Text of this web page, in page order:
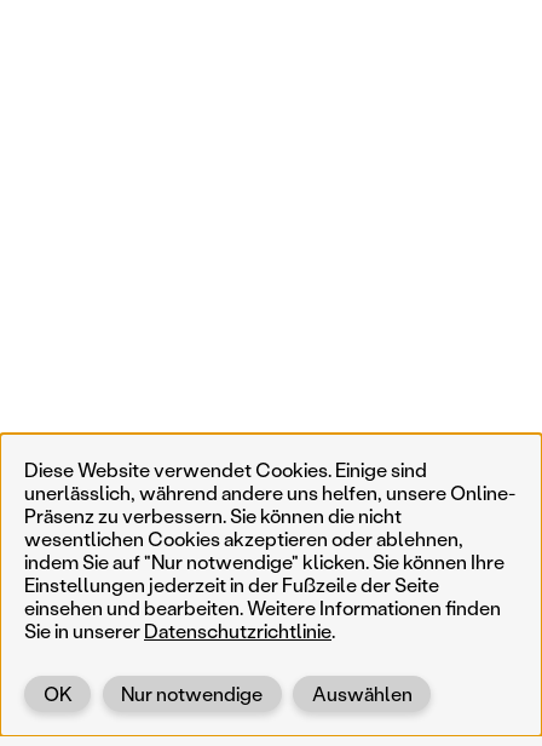
Zurück
Diese Website verwendet Cookies. Einige sind
unerlässlich, während andere uns helfen, unsere Online-
Präsenz zu verbessern. Sie können die nicht
wesentlichen Cookies akzeptieren oder ablehnen,
indem Sie auf "Nur notwendige" klicken. Sie können Ihre
Einstellungen jederzeit in der Fußzeile der Seite
einsehen und bearbeiten. Weitere Informationen finden
Sie in unsererDatenschutzrichtlinie.
Auswählen
Nur notwendige
OK